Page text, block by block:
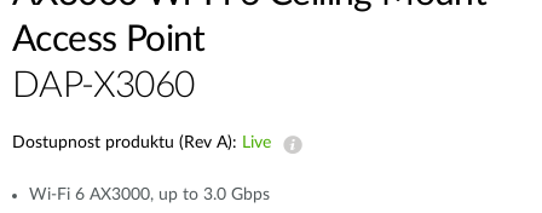
Access Point
DAP-X3060
Dostupnost produktu (Rev A): Live
Wi-Fi 6 AX3000, up to 3.0 Gbps